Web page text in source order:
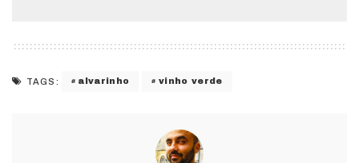
TAGS: alvarinho vinho verde